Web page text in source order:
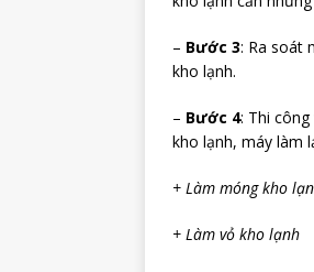
– Bước 3: Ra soát
kho lạnh.
– Bước 4: Thi công
kho lạnh, máy làm
+ Làm móng kho
+ Làm vỏ kho lạnh